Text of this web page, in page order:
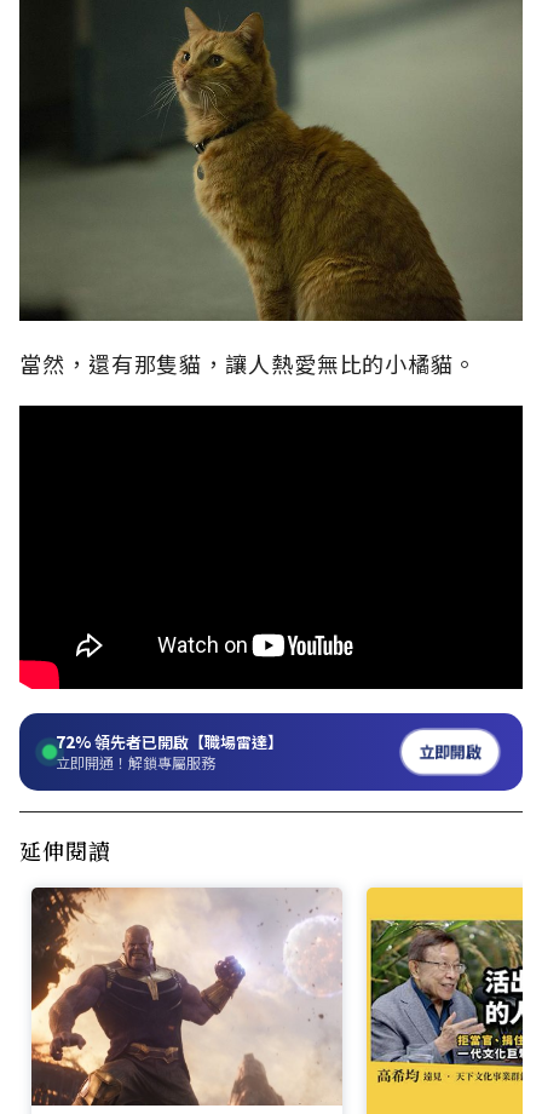
當然，還有那隻貓，讓人熱愛無比的小橘貓。
72%領先者已開啟【職場雷達】
立即開通！解鎖專屬服務 立即開啟
延伸閱讀